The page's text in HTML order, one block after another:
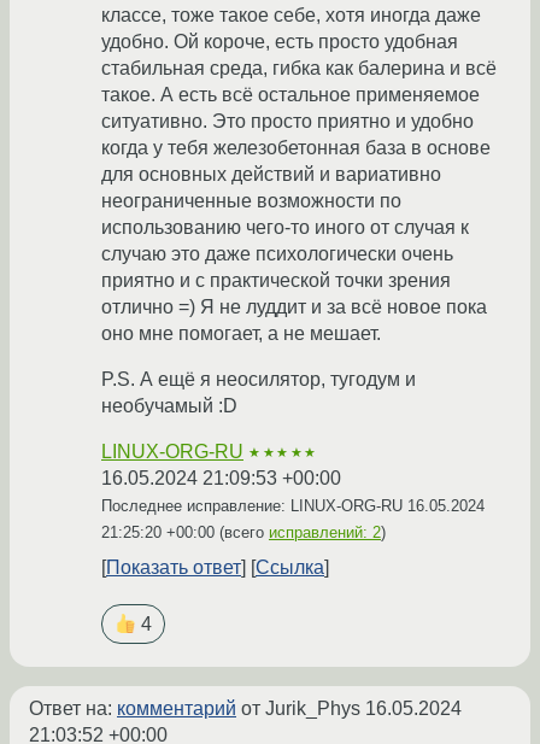
классе, тоже такое себе, хотя иногда даже
удобно. Ой короче, есть просто удобная
стабильная среда, гибка как балерина и всё
такое. А есть всё остальное применяемое
ситуативно. Это просто приятно и удобно
когда у тебя железобетонная база в основе
для основных действий и вариативно
неограниченные возможности по
использованию чего-то иного от случая к
случаю это даже психологически очень
приятно и с практической точки зрения
отлично =) Я не луддит и за всё новое пока
оно мне помогает, а не мешает.
P.S. А ещё я неосилятор, тугодум и
необучамый :D
LINUX-ORG-RU ★★★★★
16.05.2024 21:09:53 +00:00
Последнее исправление: LINUX-ORG-RU 16.05.2024
21:25:20 +00:00 (всего исправлений: 2)
Показать ответ Ссылка
4
Ответ на: комментарий от Jurik_Phys 16.05.2024
21:03:52 +00:00